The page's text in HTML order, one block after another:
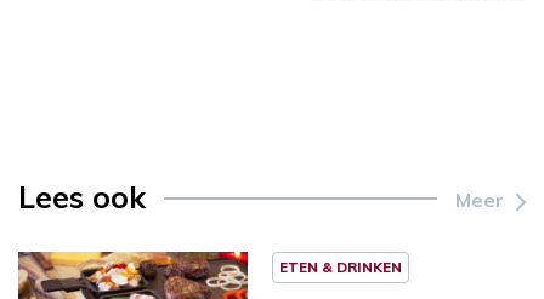
Lees ook Meer
ETEN & DRINKEN